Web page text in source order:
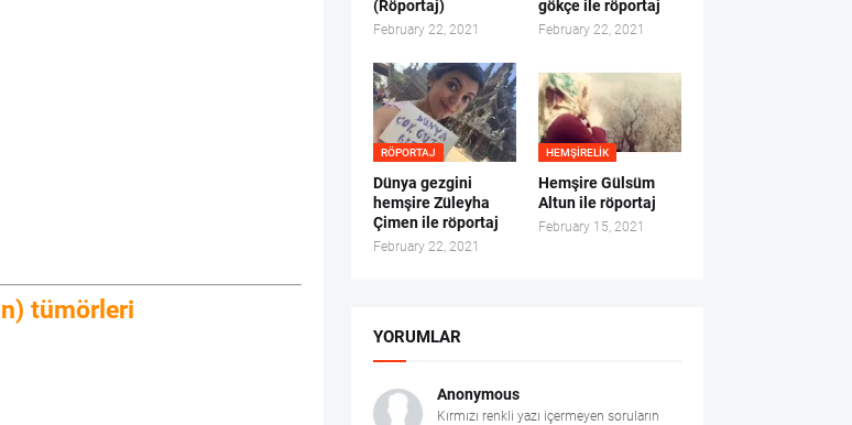
tümörleri
(Röportaj)
February 22, 2021
gökçe ile röportaj
February 22, 2021
RÖPORTAJ
Dünya gezgini
hemşire Züleyha
Çimen ile röportaj
February 22, 2021
HEMŞIRELIK
Hemşire Gülsüm
Altun ile röportaj
February 15, 2021
YORUMLAR
Anonymous
Kırmızı renkli yazı içermeyen soruların